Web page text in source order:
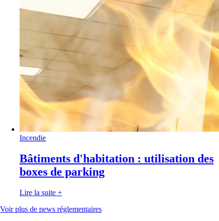
Incendie
Bâtiments d'habitation : utilisation des
boxes de parking
Lire la suite +
Voir plus de news réglementaires